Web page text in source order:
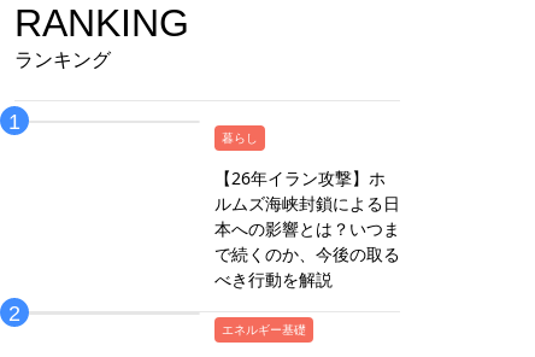
RANKING
ランキング
暮らし
【26年イラン攻撃】ホ
ルムズ海峡封鎖による日
本への影響とは？いつま
で続くのか、今後の取る
べき行動を解説
エネルギー基礎